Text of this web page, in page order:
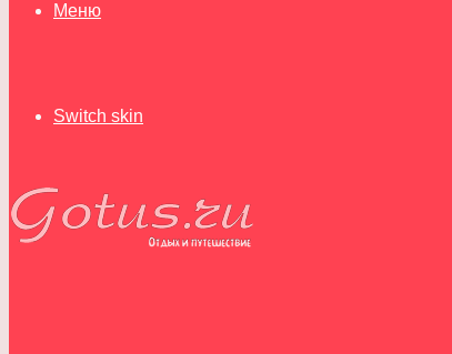
Меню
Switch skin